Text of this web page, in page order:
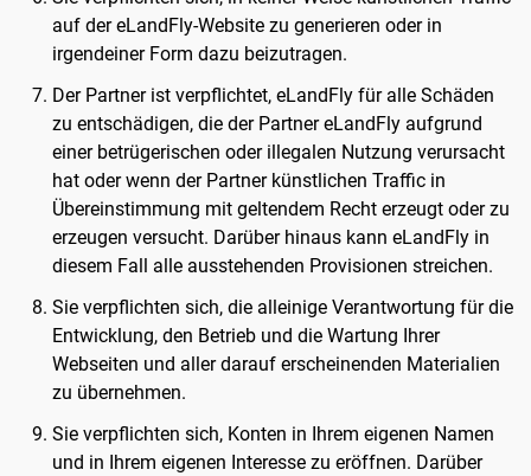
auf der eLandFly-Website zu generieren oder in
irgendeiner Form dazu beizutragen.
Der Partner ist verpflichtet, eLandFly für alle Schäden
zu entschädigen, die der Partner eLandFly aufgrund
einer betrügerischen oder illegalen Nutzung verursacht
hat oder wenn der Partner künstlichen Traffic in
Übereinstimmung mit geltendem Recht erzeugt oder zu
erzeugen versucht. Darüber hinaus kann eLandFly in
diesem Fall alle ausstehenden Provisionen streichen.
Sie verpflichten sich, die alleinige Verantwortung für die
Entwicklung, den Betrieb und die Wartung Ihrer
Webseiten und aller darauf erscheinenden Materialien
zu übernehmen.
Sie verpflichten sich, Konten in Ihrem eigenen Namen
und in Ihrem eigenen Interesse zu eröffnen. Darüber